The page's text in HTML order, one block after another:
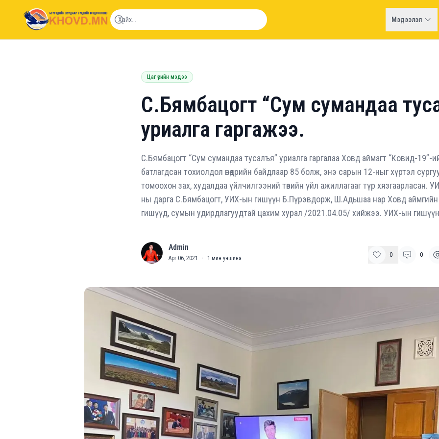
khovd.mn
Мэдээлэл
Цаг үеийн мэдээ
С.Бямбацогт “Сум сумандаа
уриалга гаргажээ.
С.Бямбацогт “Сум сумандаа тусалъя” уриалга гаргалаа Ховд аймагт “Ковид-19”-
батлагдсан тохиолдол өнөөдрийн байдлаар 85 болж, энэ сарын 12-ныг хүртэл
томоохон зах, худалдаа үйлчилгээний төвийн үйл ажиллагааг түр хязгаарласан.
ны дарга С.Бямбацогт, УИХ-ын гишүүн Б.Пүрэвдорж, Ш.Адьшаа нар Ховд
гишүүд, сумын удирдлагуудтай цахим хурал /2021.04.05/ хийжээ. УИХ-ын
A Admin
Apr 06, 2021 · 1 мин уншина 0 0